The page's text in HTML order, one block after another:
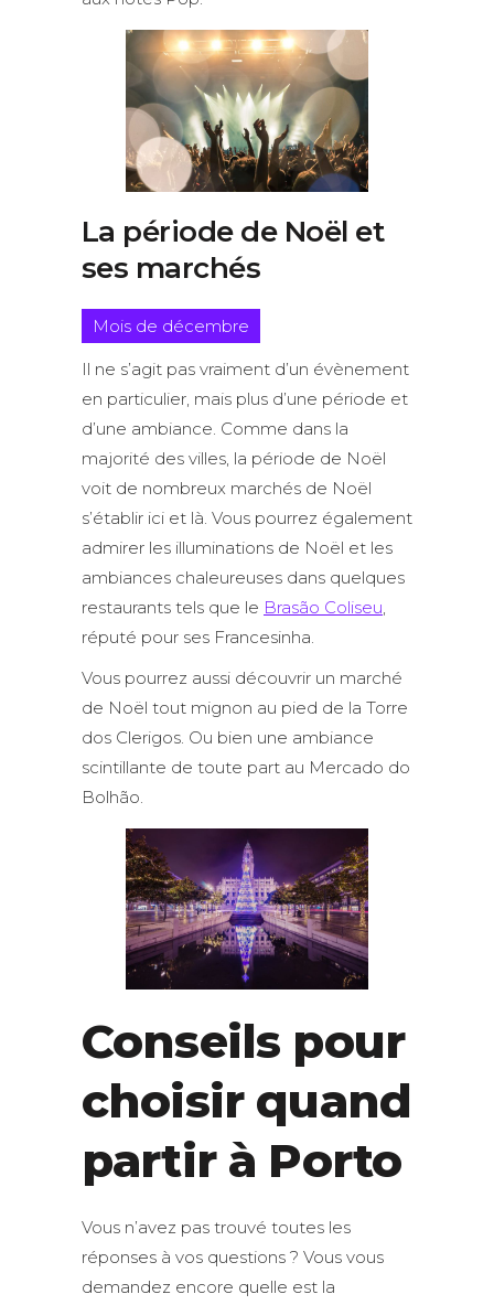
La période de Noël et
ses marchés
Mois de décembre
Il ne s’agit pas vraiment d’un évènement
en particulier, mais plus d’une période et
d’une ambiance. Comme dans la
majorité des villes, la période de Noël
voit de nombreux marchés de Noël
s’établir ici et là. Vous pourrez également
admirer les illuminations de Noël et les
ambiances chaleureuses dans quelques
restaurants tels que le Brasão Coliseu
réputé pour ses Francesinha.
Vous pourrez aussi découvrir un marché
de Noël tout mignon au pied de la Torre
dos Clerigos. Ou bien une ambiance
scintillante de toute part au Mercado do
Bolhão.
Conseils pour
choisir quand
partir à Porto
Vous n’avez pas trouvé toutes les
réponses à vos questions ? Vous vous
demandez encore quelle est la